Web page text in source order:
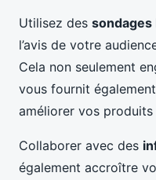
Utilisez des sondages
l’avis de votre
Cela non seulement
vous fournit
améliorer vos produits
Collaborer avec des
également accroître